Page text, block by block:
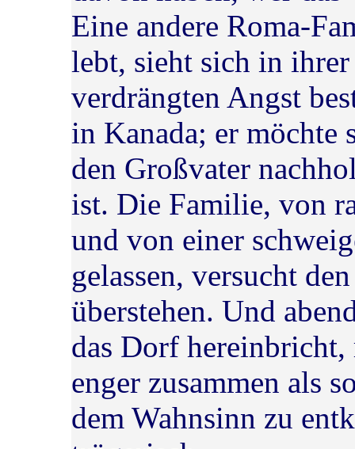
Eine andere Roma-
lebt, sieht sich in
verdrängten Angst
in Kanada; er möchte
den Großvater
ist. Die Familie, von
und von einer
gelassen, versucht
überstehen. Und
das Dorf
enger zusammen als
dem Wahnsinn zu